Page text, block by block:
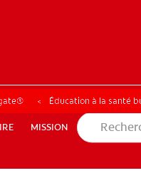
MISSION
MISSION
Éducation à la santé